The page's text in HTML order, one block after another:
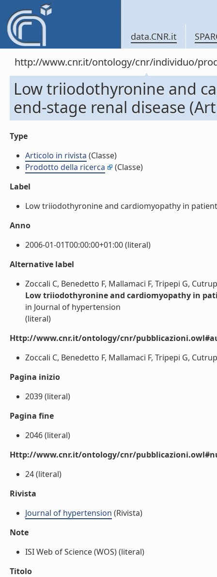
data.CNR.it
http://www.cnr.it/ontology/cnr/individuo/
Low triiodothyronine and
end-stage renal disease
Type
Articolo in rivista (Classe)
Prodotto della ricerca
(Classe)
Label
Low triiodothyronine and cardiomyopathy in
Anno
2006-01-01T00:00:00+01:00 (literal)
Alternative label
Zoccali C, Benedetto F, Mallamaci F, Tripepi G,
Low triiodothyronine and cardiomyopathy in
in Journal of hypertension
(literal)
Http://www.cnr.it/ontology/cnr/
Zoccali C, Benedetto F, Mallamaci F, Tripepi G,
Pagina inizio
2039 (literal)
Pagina fine
2046 (literal)
Http://www.cnr.it/ontology/cnr/
24 (literal)
Rivista
Journal of hypertension (Rivista)
Note
ISI Web of Science (WOS) (literal)
Titolo